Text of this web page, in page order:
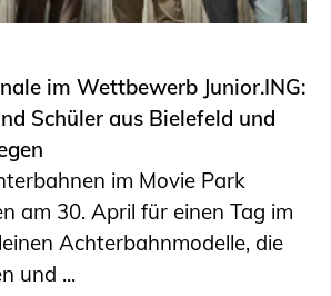
im Wettbewerb Junior.ING:
Schüler aus Bielefeld und
im Movie Park
am 30. April für einen Tag im
Achterbahnmodelle, die
und ...